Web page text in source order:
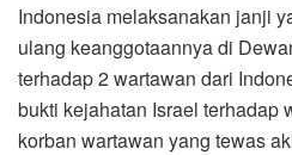
Indonesia melaksanakan janji
ulang keanggotaannya di
terhadap 2 wartawan dari
bukti kejahatan Israel terhadap
korban wartawan yang tewas